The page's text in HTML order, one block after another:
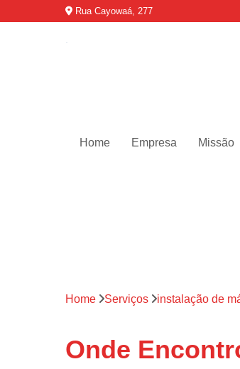
Rua Cayowaá, 277
Home Empresa Missão
Home Serviços instalação de
Onde